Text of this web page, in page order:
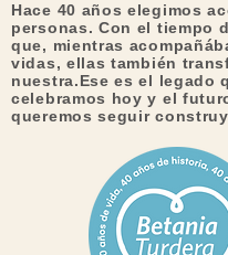
Hace 40 años elegimos
personas. Con el tiempo
que, mientras
vidas, ellas también
nuestra.Ese es el legado
celebramos hoy y el
queremos seguir